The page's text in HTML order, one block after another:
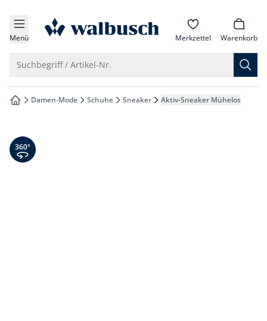
springen
springen
springen
springen
Menü zur Startseite Merkzettel Warenkorb
Suchbegriff / Artikel-Nr.
zur Startseite
Damen-Mode Schuhe Sneaker Aktiv-Sneaker Mühelos
360° Ansicht